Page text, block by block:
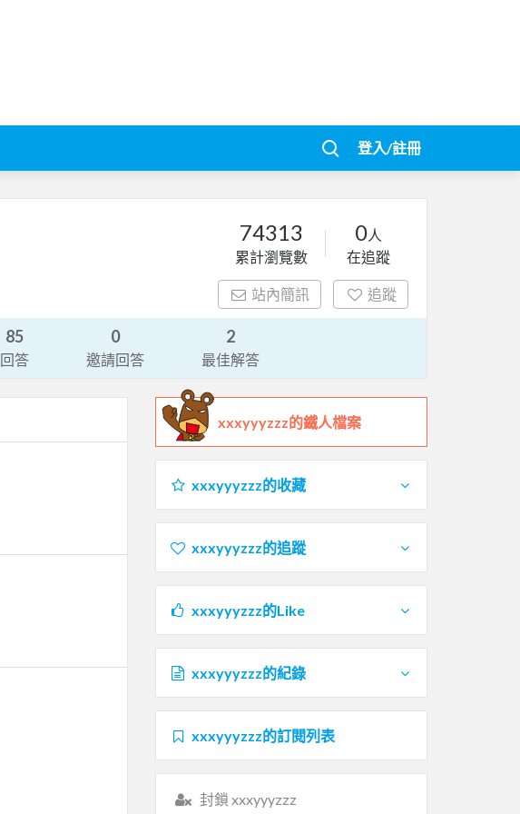
登入/註冊
74313
累計瀏覽數
0人
在追蹤
站內簡訊 追蹤
85
回答
0
邀請回答
2
最佳解答
xxxyyyzzz的鐵人檔案
xxxyyyzzz的收藏
xxxyyyzzz的追蹤
xxxyyyzzz的Like
xxxyyyzzz的紀錄
xxxyyyzzz的訂閱列表
封鎖 xxxyyyzzz